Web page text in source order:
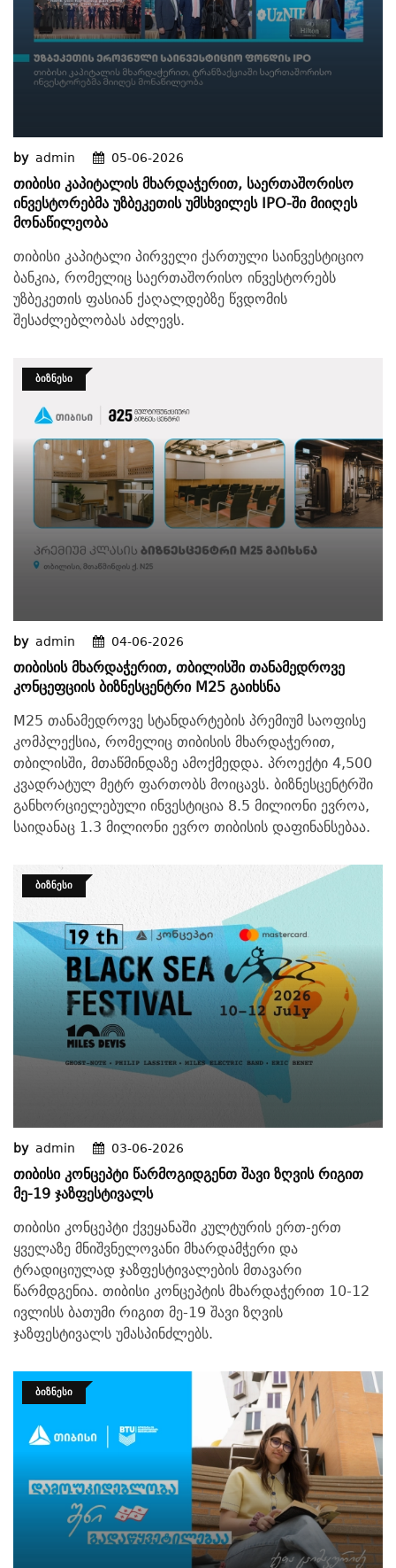
by admin 05-06-2026
Თიბისი Კაპიტალის Მხარდაჭერით, Საერთაშორისო
Ინვესტორებმა Უზბეკეთის Უმსხვილეს IPO-Ში Მიიღეს
Მონაწილეობა
თიბისი კაპიტალი პირველი ქართული საინვესტიციო
ბანკია, რომელიც საერთაშორისო ინვესტორებს
უზბეკეთის ფასიან ქაღალდებზე წვდომის
შესაძლებლობას აძლევს.
ᲑᲘᲖᲜᲔᲡᲘ
by admin 04-06-2026
Თიბისის Მხარდაჭერით, Თბილისში Თანამედროვე
Კონცეფციის Ბიზნესცენტრი M25 Გაიხსნა
M25 თანამედროვე სტანდარტების პრემიუმ საოფისე
კომპლექსია, რომელიც თიბისის მხარდაჭერით,
თბილისში, მთაწმინდაზე ამოქმედდა. პროექტი 4,500
კვადრატულ მეტრ ფართობს მოიცავს. ბიზნესცენტრში
განხორციელებული ინვესტიცია 8.5 მილიონი ევროა,
საიდანაც 1.3 მილიონი ევრო თიბისის დაფინანსებაა.
ᲑᲘᲖᲜᲔᲡᲘ
by admin 03-06-2026
Თიბისი Კონცეპტი Წარმოგიდგენთ Შავი Ზღვის Რიგით
Მე-19 Ჯაზფესტივალს
თიბისი კონცეპტი ქვეყანაში კულტურის ერთ-ერთ
ყველაზე მნიშვნელოვანი მხარდამჭერი და
ტრადიციულად ჯაზფესტივალების მთავარი
წარმდგენია. თიბისი კონცეპტის მხარდაჭერით 10-12
ივლისს ბათუმი რიგით მე-19 შავი ზღვის
ჯაზფესტივალს უმასპინძლებს.
ᲑᲘᲖᲜᲔᲡᲘ